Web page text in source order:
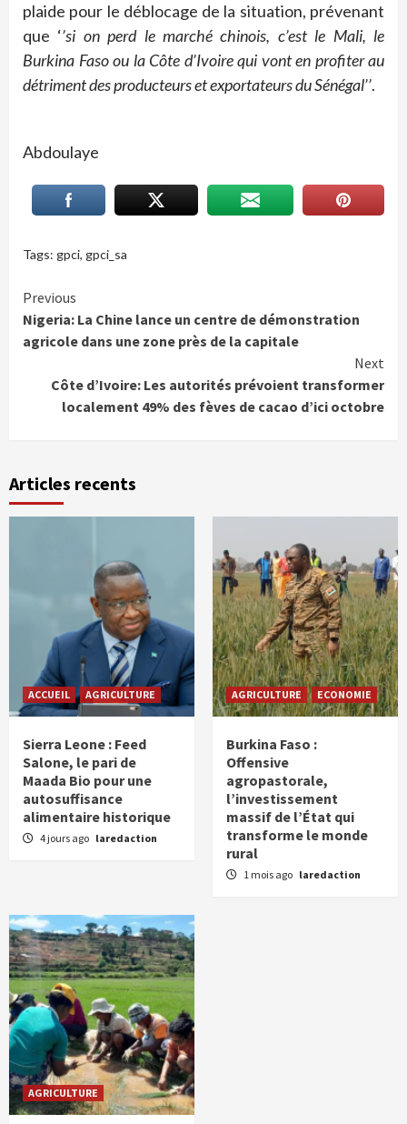
plaide pour le déblocage de la situation, prévenant
que ‘’si on perd le marché chinois, c’est le Mali, le
Burkina Faso ou la Côte d’Ivoire qui vont en profiter au
détriment des producteurs et exportateurs du Sénégal’’.
Abdoulaye
Tags: gpci, gpci_sa
Continue
Reading
Previous
Nigeria: La Chine lance un centre de démonstration
agricole dans une zone près de la capitale
Next
Côte d’Ivoire: Les autorités prévoient transformer
localement 49% des fèves de cacao d’ici octobre
Articles recents
ACCUEIL AGRICULTURE
Sierra Leone : Feed
Salone, le pari de
Maada Bio pour une
autosuffisance
alimentaire historique
4 jours ago laredaction
AGRICULTURE ECONOMIE
Burkina Faso :
Offensive
agropastorale,
l’investissement
massif de l’État qui
transforme le monde
rural
1 mois ago laredaction
AGRICULTURE